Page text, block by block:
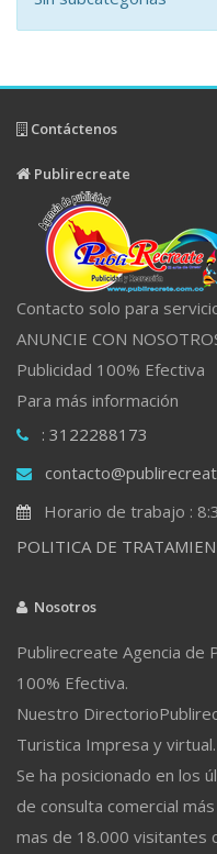
Contáctenos
Publirecreate
Contacto solo para
ANUNCIE CON
Publicidad 100% Efectiva
Para más información
: 3122288173
Horario de trabajo :
POLITICA DE
Nosotros
Publirecreate Agencia de
100% Efectiva.
Nuestro
Turistica Impresa y virtual.
Se ha posicionado en los
de consulta comercial
mas de 18.000 visitantes